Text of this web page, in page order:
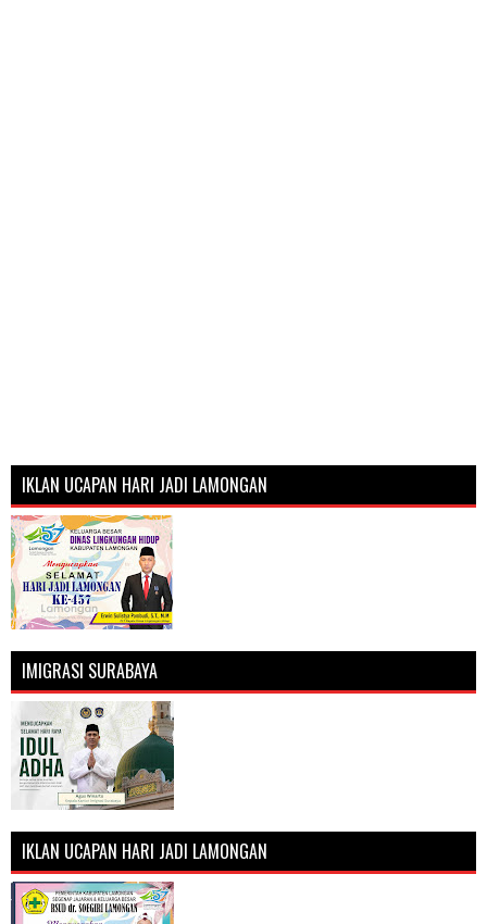
IKLAN UCAPAN HARI JADI LAMONGAN
IMIGRASI SURABAYA
IKLAN UCAPAN HARI JADI LAMONGAN